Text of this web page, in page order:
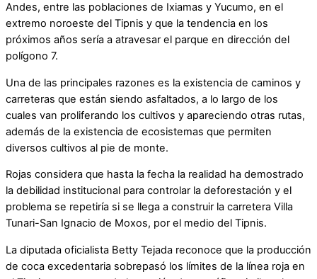
Andes, entre las poblaciones de Ixiamas y Yucumo, en el
extremo noroeste del Tipnis y que la tendencia en los
próximos años sería a atravesar el parque en dirección del
polígono 7.
Una de las principales razones es la existencia de caminos y
carreteras que están siendo asfaltados, a lo largo de los
cuales van proliferando los cultivos y apareciendo otras rutas,
además de la existencia de ecosistemas que permiten
diversos cultivos al pie de monte.
Rojas considera que hasta la fecha la realidad ha demostrado
la debilidad institucional para controlar la deforestación y el
problema se repetiría si se llega a construir la carretera Villa
Tunari-San Ignacio de Moxos, por el medio del Tipnis.
La diputada oficialista Betty Tejada reconoce que la producción
de coca excedentaria sobrepasó los límites de la línea roja en